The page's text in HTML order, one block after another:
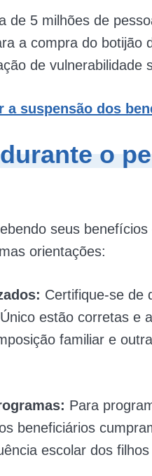
de 5 milhões de
a compra do botijão
de vulnerabilidade
a suspensão dos
o
seus
orientações:
Certifique-se de
estão corretas e
familiar e
Para
beneficiários
escolar dos